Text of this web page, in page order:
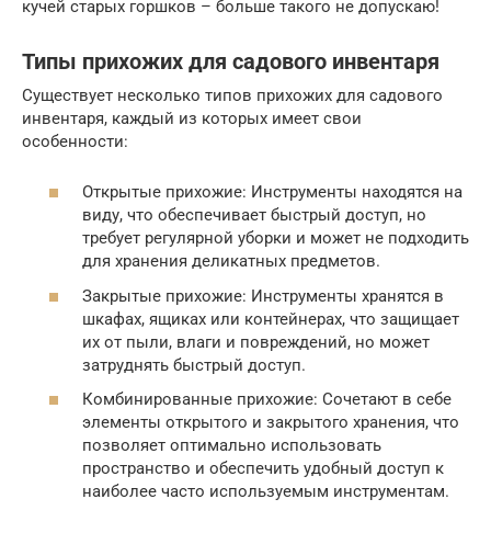
кучей старых горшков – больше такого не допускаю!
Типы прихожих для садового инвентаря
Существует несколько типов прихожих для садового
инвентаря, каждый из которых имеет свои
особенности:
Открытые прихожие: Инструменты находятся на
виду, что обеспечивает быстрый доступ, но
требует регулярной уборки и может не подходить
для хранения деликатных предметов.
Закрытые прихожие: Инструменты хранятся в
шкафах, ящиках или контейнерах, что защищает
их от пыли, влаги и повреждений, но может
затруднять быстрый доступ.
Комбинированные прихожие: Сочетают в себе
элементы открытого и закрытого хранения, что
позволяет оптимально использовать
пространство и обеспечить удобный доступ к
наиболее часто используемым инструментам.